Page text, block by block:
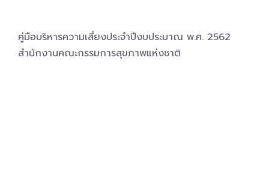
คู่มือบริหารความเสี่ยงประจำปีงบประมาณ พ.ศ. 2562
สำนักงานคณะกรรมการสุขภาพแห่งชาติ